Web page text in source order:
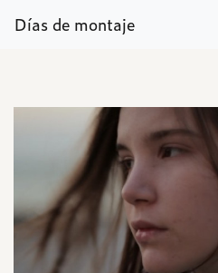
Días de montaje